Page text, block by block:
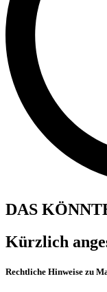
DAS
Kürzlich
Rechtliche Hinweise zu